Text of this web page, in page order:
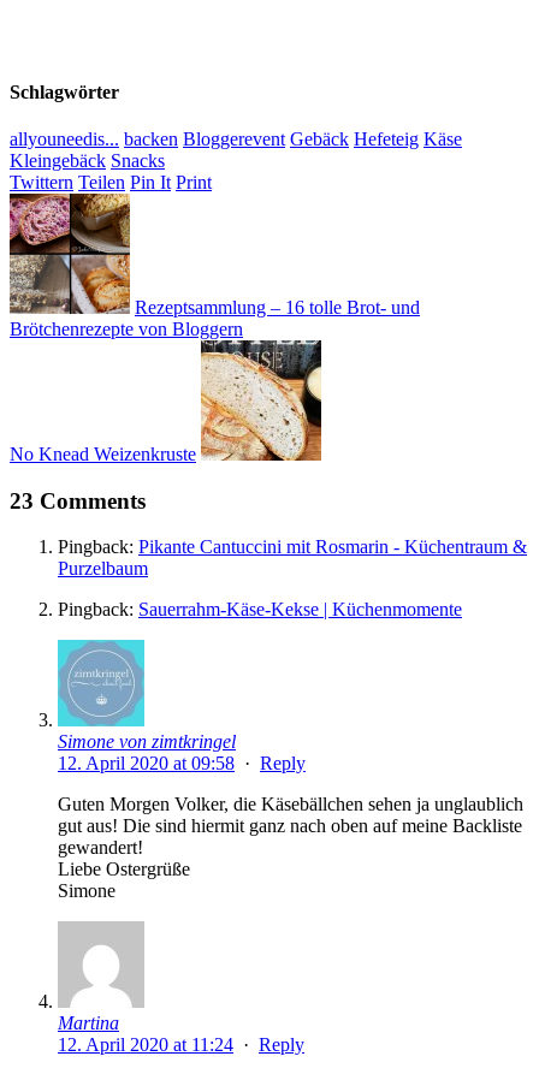
Schlagwörter
allyouneedis... backen Bloggerevent Gebäck Hefeteig Käse
Kleingebäck Snacks
Twittern Teilen Pin It Print
Rezeptsammlung – 16 tolle Brot- und
Brötchenrezepte von Bloggern
No Knead Weizenkruste
23 Comments
Pingback: Pikante Cantuccini mit Rosmarin - Küchentraum &
Purzelbaum
Pingback: Sauerrahm-Käse-Kekse | Küchenmomente
Simone von zimtkringel
12. April 2020 at 09:58 · Reply
Guten Morgen Volker, die Käsebällchen sehen ja unglaublich
gut aus! Die sind hiermit ganz nach oben auf meine Backliste
gewandert!
Liebe Ostergrüße
Simone
Martina
12. April 2020 at 11:24 · Reply